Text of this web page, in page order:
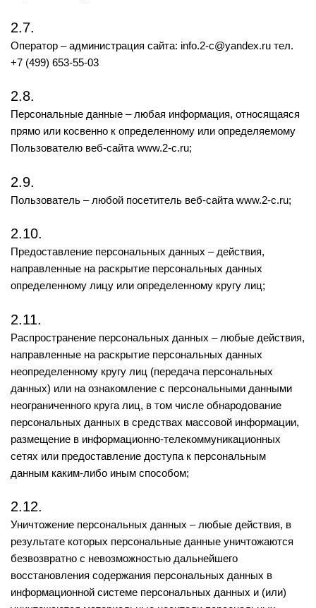
2.7.
Оператор – администрация сайта: info.2-c@yandex.ru тел.
+7 (499) 653-55-03
2.8.
Персональные данные – любая информация, относящаяся
прямо или косвенно к определенному или определяемому
Пользователю веб-сайта www.2-с.ru;
2.9.
Пользователь – любой посетитель веб-сайта www.2-с.ru;
2.10.
Предоставление персональных данных – действия,
направленные на раскрытие персональных данных
определенному лицу или определенному кругу лиц;
2.11.
Распространение персональных данных – любые действия,
направленные на раскрытие персональных данных
неопределенному кругу лиц (передача персональных
данных) или на ознакомление с персональными данными
неограниченного круга лиц, в том числе обнародование
персональных данных в средствах массовой информации,
размещение в информационно-телекоммуникационных
сетях или предоставление доступа к персональным
данным каким-либо иным способом;
2.12.
Уничтожение персональных данных – любые действия, в
результате которых персональные данные уничтожаются
безвозвратно с невозможностью дальнейшего
восстановления содержания персональных данных в
информационной системе персональных данных и (или)